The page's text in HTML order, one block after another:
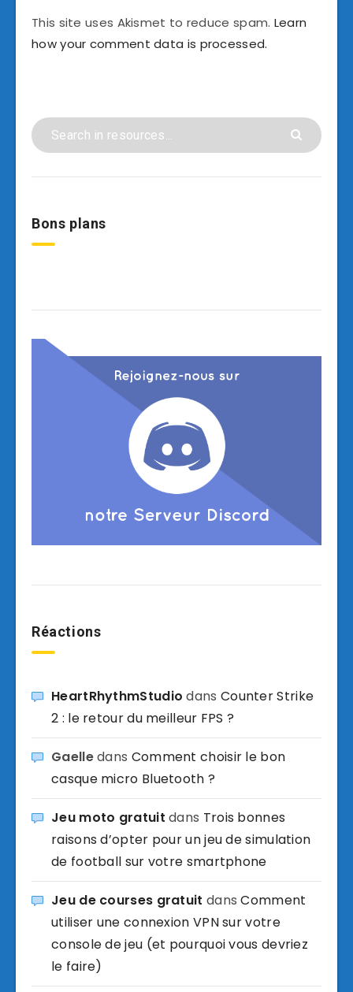
This site uses Akismet to reduce spam. Learn
how your comment data is processed.
Bons plans
Réactions
HeartRhythmStudio dans Counter Strike
2 : le retour du meilleur FPS ?
Gaelledans Comment choisir le bon
casque micro Bluetooth ?
Jeu moto gratuit dans Trois bonnes
raisons d’opter pour un jeu de simulation
de football sur votre smartphone
Jeu de courses gratuit dansComment
utiliser une connexion VPN sur votre
console de jeu (et pourquoi vous devriez
le faire)